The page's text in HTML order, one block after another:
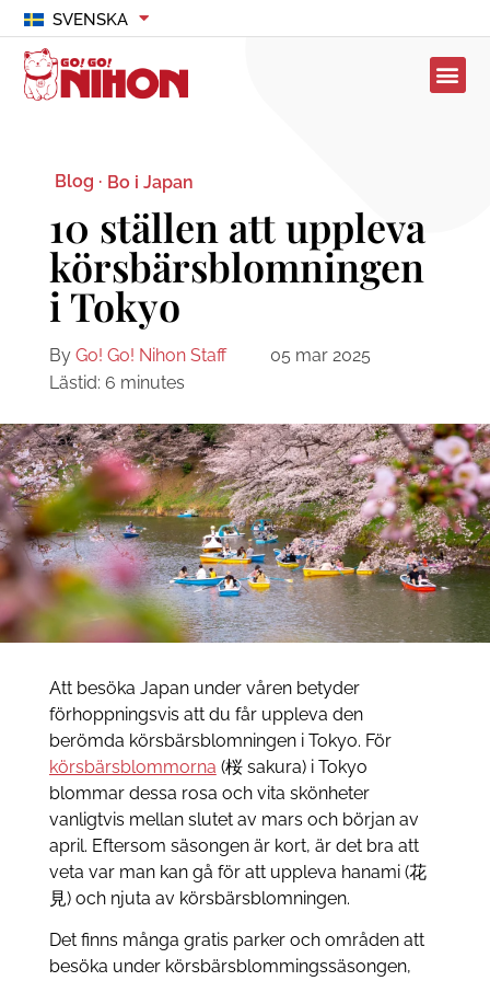
SVENSKA
Blog · Bo i Japan
10 ställen att uppleva
körsbärsblomningen
i Tokyo
By Go! Go! Nihon Staff
05 mar 2025
Lästid: 6 minutes
Att besöka Japan under våren betyder
förhoppningsvis att du får uppleva den
berömda körsbärsblomningen i Tokyo. För
körsbärsblommorna (桜 sakura) i Tokyo
blommar dessa rosa och vita skönheter
vanligtvis mellan slutet av mars och början av
april. Eftersom säsongen är kort, är det bra att
veta var man kan gå för att uppleva hanami (花
見) och njuta av körsbärsblomningen.
Det finns många gratis parker och områden att
besöka under körsbärsblommingssäsongen,